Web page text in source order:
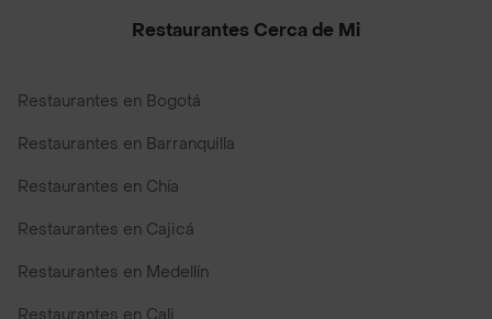
Restaurantes Cerca de Mi
Restaurantes en Bogotá
Restaurantes en Barranquilla
Restaurantes en Chía
Restaurantes en Cajicá
Restaurantes en Medellín